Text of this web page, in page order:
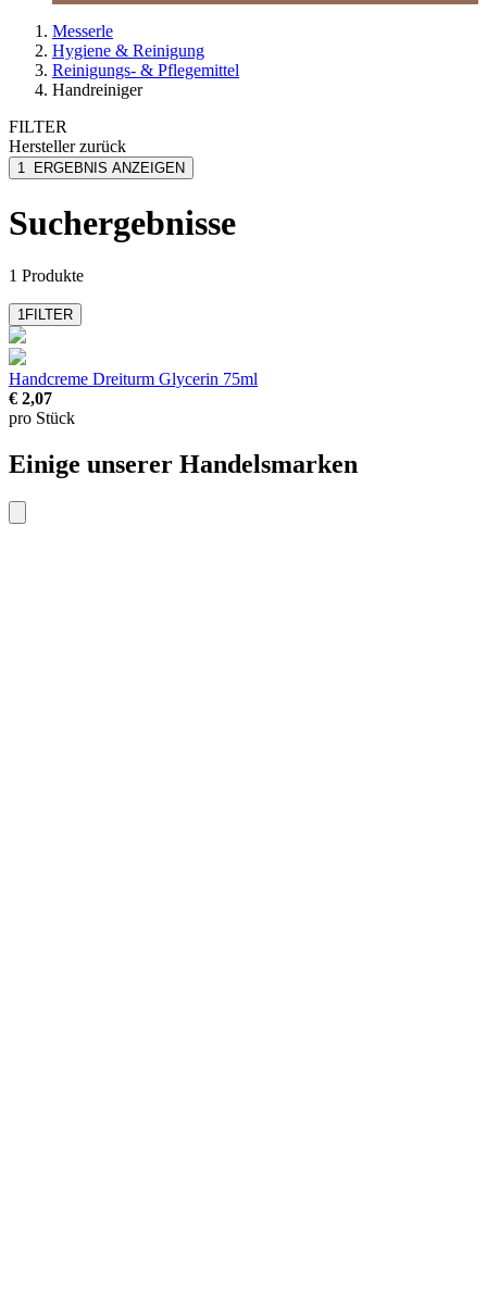
Messerle
Hygiene & Reinigung
Reinigungs- & Pflegemittel
Handreiniger
FILTER
Herstellerzurück
Dreiturm
1 ERGEBNIS ANZEIGEN
Suchergebnisse
1 Produkte
1FILTER
Handcreme Dreiturm Glycerin 75ml
€ 2,07
pro Stück
Einige unserer Handelsmarken